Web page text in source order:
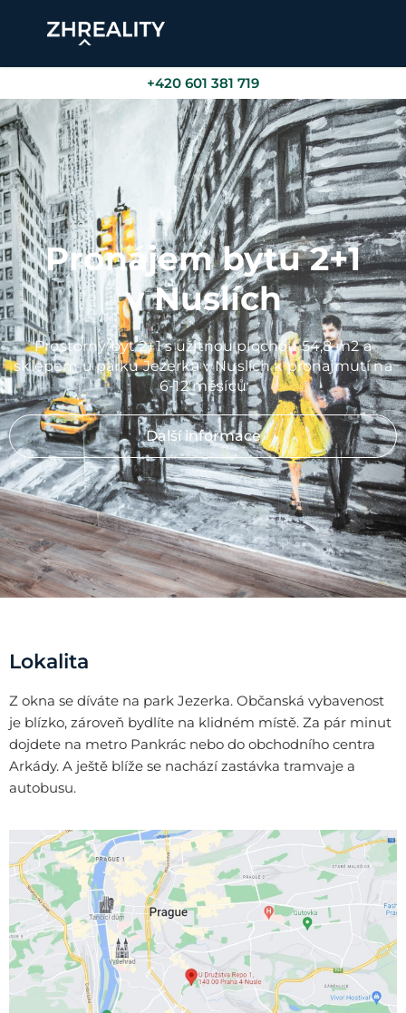
+420 601 381 719
Pronájem bytu 2+1
v Nuslích
Prostorný byt 2+1 s užitnou plochou 54,8 m2 a
sklepem u parku Jezerka v Nuslích k pronajmutí na
6-12 měsíců
Další informace
Lokalita
Z okna se díváte na park Jezerka. Občanská vybavenost
je blízko, zároveň bydlíte na klidném místě. Za pár minut
dojdete na metro Pankrác nebo do obchodního centra
Arkády. A ještě blíže se nachází zastávka tramvaje a
autobusu.